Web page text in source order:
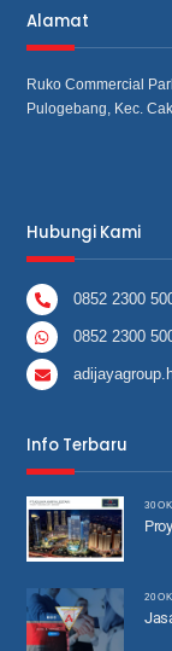
Alamat
Ruko Commercial
Pulogebang, Kec.
Hubungi Kami
0852 2300
0852 2300
Info Terbaru
30
20